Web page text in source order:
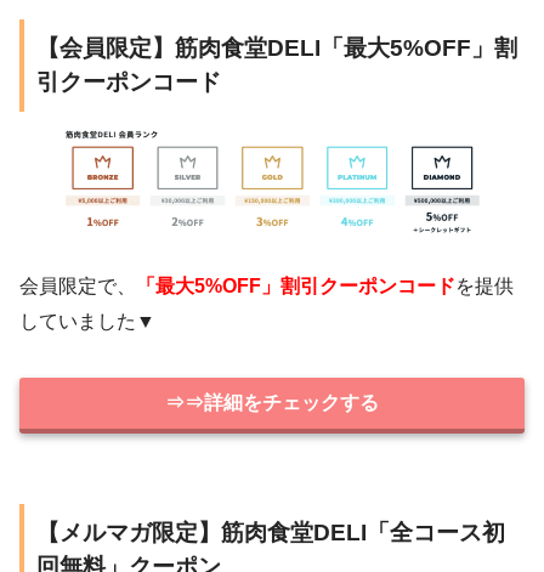
【会員限定】筋肉食堂DELI「最大5%OFF」割
引クーポンコード
会員限定で、 「最大5%OFF」割引クーポンコードを提供
していました▼
⇒⇒詳細をチェックする
【メルマガ限定】筋肉食堂DELI「全コース初
回無料」クーポン